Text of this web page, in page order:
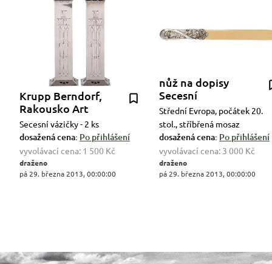
Krupp Berndorf,
Rakousko Art
Secesní vázičky - 2 ks
dosažená cena: Po přihlášení
vyvolávací cena: 1 500 Kč
draženo
pá 29. března 2013, 00:00:00
nůž na dopisy
Secesní
Střední Evropa, počátek 20.
stol., stříbřená mosaz
dosažená cena: Po přihlášení
vyvolávací cena: 3 000 Kč
draženo
pá 29. března 2013, 00:00:00